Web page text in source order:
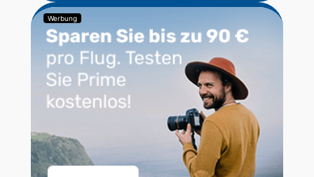
Werbung